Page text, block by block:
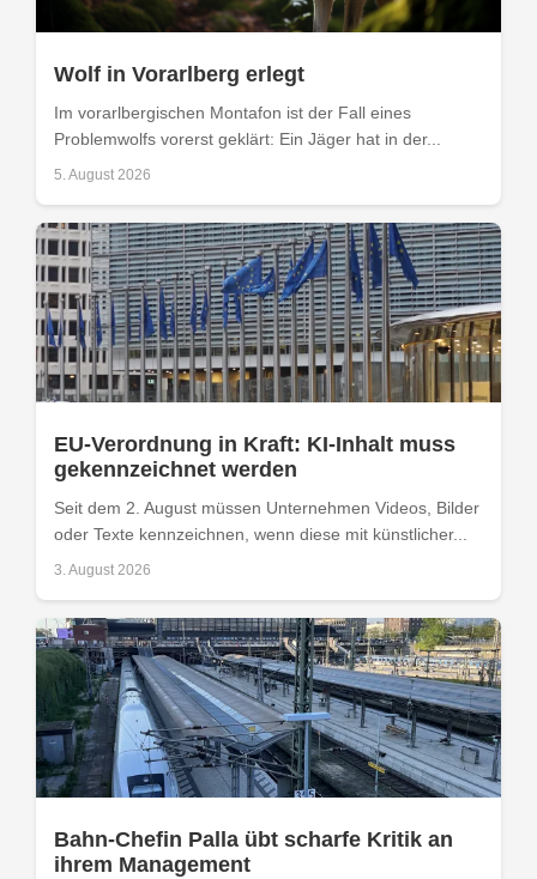
Wolf in Vorarlberg erlegt
Im vorarlbergischen Montafon ist der Fall eines
Problemwolfs vorerst geklärt: Ein Jäger hat in der...
5. August 2026
EU-Verordnung in Kraft: KI-Inhalt muss
gekennzeichnet werden
Seit dem 2. August müssen Unternehmen Videos, Bilder
oder Texte kennzeichnen, wenn diese mit künstlicher...
3. August 2026
Bahn-Chefin Palla übt scharfe Kritik an
ihrem Management